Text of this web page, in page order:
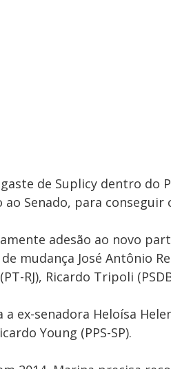
de Suplicy dentro do
Senado, para conseguir
adesão ao novo
mudança José Antônio
RJ), Ricardo Tripoli
ex-senadora Heloísa
Young (PPS-SP).